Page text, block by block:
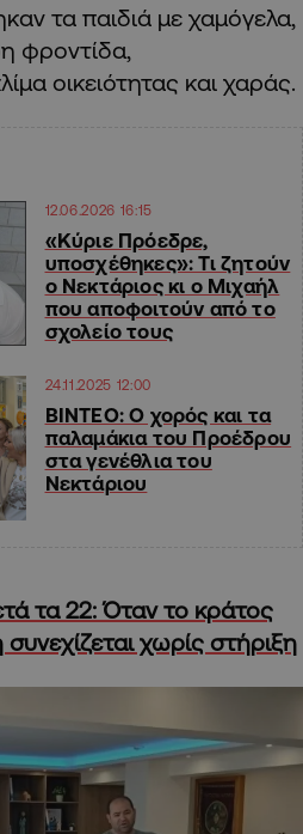
τα παιδιά με χαμόγελα,
φροντίδα,
οικειότητας και χαράς.
12.06.2026 16:15
«Κύριε Πρόεδρε,
υποσχέθηκες»: Τι ζητούν
ο Νεκτάριος κι ο Μιχαήλ
που αποφοιτούν από το
σχολείο τους
24.11.2025 12:00
ΒΙΝΤΕΟ: O χορός και τα
παλαμάκια του Προέδρου
στα γενέθλια του
Νεκτάριου
τα 22: Όταν το κράτος
χωρίς στήριξη